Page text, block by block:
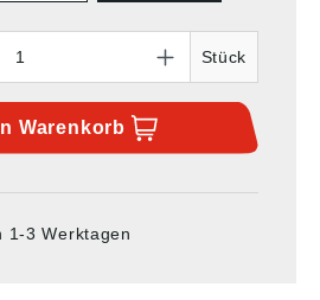
Stück
Warenkorb
1-3 Werktagen